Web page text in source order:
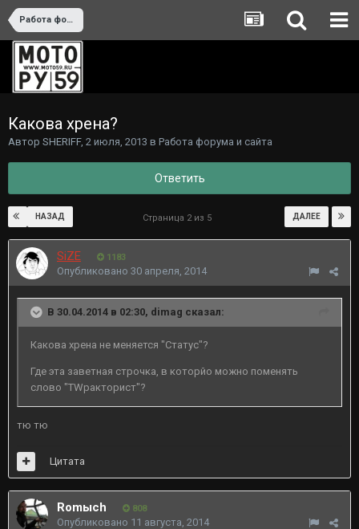
Работа форума и сайта
Какова хрена?
Автор SHERIFF, 2 июля, 2013 в Работа форума и сайта
Ответить
НАЗАД ДАЛЕЕ
Страница 2 из 5
SiZE 1183
Опубликовано 30 апреля, 2014
В 30.04.2014 в 02:30, dimag сказал:
Какова хрена не меняется "Статус"?
Где эта заветная строчка, в которйо можно поменять
слово "TWракторист"?
тю тю
Цитата
Romыch 808
Опубликовано 11 августа, 2014